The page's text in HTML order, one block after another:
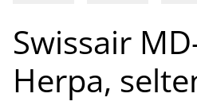
Swissair
Herpa,